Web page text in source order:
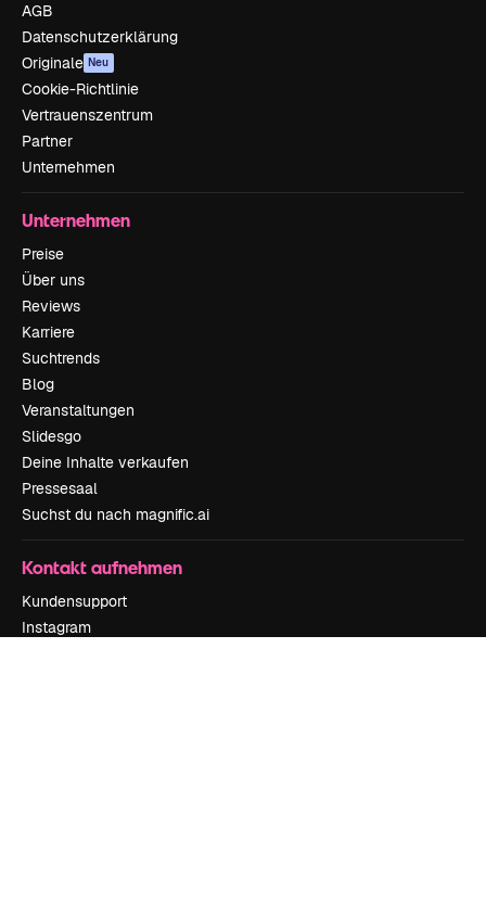
AGB
Datenschutzerklärung
Originale Neu
Cookie-Richtlinie
Vertrauenszentrum
Partner
Unternehmen
Unternehmen
Preise
Über uns
Reviews
Karriere
Suchtrends
Blog
Veranstaltungen
Slidesgo
Deine Inhalte verkaufen
Pressesaal
Suchst du nach magnific.ai
Kontakt aufnehmen
Kundensupport
Instagram